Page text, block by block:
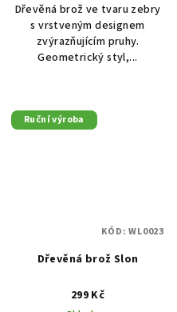
Dřevěná brož ve tvaru zebry
s vrstveným designem
zvýrazňujícím pruhy.
Geometrický styl,...
Ruční výroba
Dřevěná brož Slon
299 Kč
KÓD:WL0023